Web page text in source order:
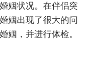
姻状况。在伴侣突
姻出现了很大的问
姻，并进行体检。